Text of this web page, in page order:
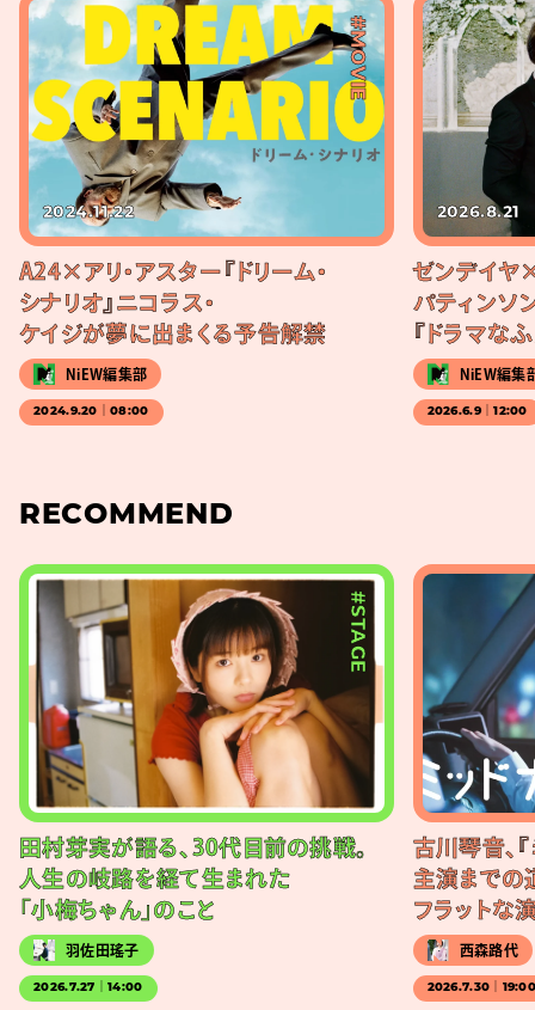
#MOVIE
2024.11.22
A24×アリ・アスター『ドリーム・
シナリオ』ニコラス・
ケイジが夢に出まくる予告解禁
NiEW編集部
2024.9.20｜08:00
2026.8.21
ゼンデイヤ
パティンソ
『ドラマな
NiEW編集
2026.6.9｜12:00
RECOMMEND
#STAGE
田村芽実が語る、30代目前の挑戦。
人生の岐路を経て生まれた
「小梅ちゃん」のこと
羽佐田瑤子
2026.7.27｜14:00
古川琴音、
主演までの
フラットな
西森路代
2026.7.30｜